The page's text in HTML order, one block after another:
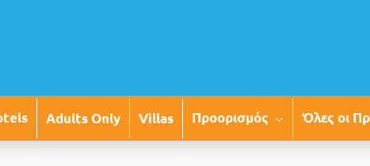
Adults Only Villas Προορισμός Όλες οι